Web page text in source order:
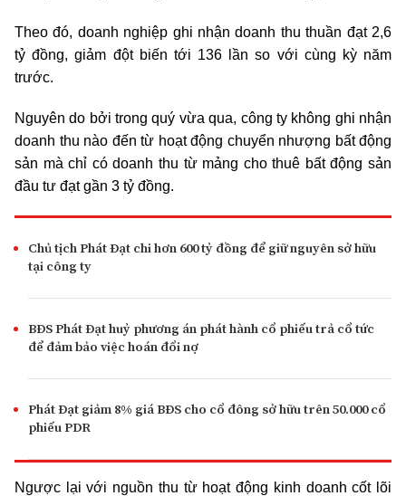
Theo đó, doanh nghiệp ghi nhận doanh thu thuần đạt 2,6
tỷ đồng, giảm đột biến tới 136 lần so với cùng kỳ năm
trước.
Nguyên do bởi trong quý vừa qua, công ty không ghi nhận
doanh thu nào đến từ hoạt động chuyển nhượng bất động
sản mà chỉ có doanh thu từ mảng cho thuê bất động sản
đầu tư đạt gần 3 tỷ đồng.
Chủ tịch Phát Đạt chi hơn 600 tỷ đồng để giữ nguyên sở hữu
tại công ty
BĐS Phát Đạt huỷ phương án phát hành cổ phiếu trả cổ tức
để đảm bảo việc hoán đổi nợ
Phát Đạt giảm 8% giá BĐS cho cổ đông sở hữu trên 50.000 cổ
phiếu PDR
Ngược lại với nguồn thu từ hoạt động kinh doanh cốt lõi